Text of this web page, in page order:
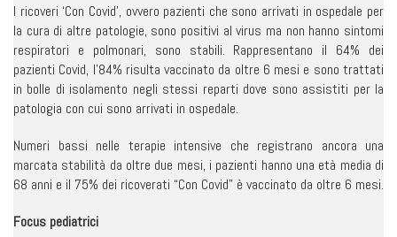
I ricoveri ‘Con Covid’, ovvero pazienti che sono arrivati in ospedale per
la cura di altre patologie, sono positivi al virus ma non hanno sintomi
respiratori e polmonari, sono stabili. Rappresentano il 64% dei
pazienti Covid, l’84% risulta vaccinato da oltre 6 mesi e sono trattati
in bolle di isolamento negli stessi reparti dove sono assistiti per la
patologia con cui sono arrivati in ospedale.
Numeri bassi nelle terapie intensive che registrano ancora una
marcata stabilità da oltre due mesi, i pazienti hanno una età media di
68 anni e il 75% dei ricoverati “Con Covid” è vaccinato da oltre 6 mesi.
Focus pediatrici